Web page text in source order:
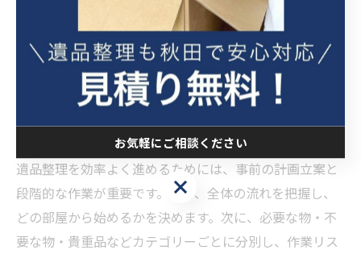
効率的な遺品整理を進めるための
基本知識
遺品整理を効率よく進めるための手順
遺品整理を効率よく進めるためには、事前の計画立案と
段階的な作業が重要です。まず、全体の流れを把握し、
どの部屋から始めるかを決めます。次に、必要な物・不
要な物・貴重品などカテゴリーごとに分別し、作業リス
お気軽にご相談ください
お気軽にご相談ください